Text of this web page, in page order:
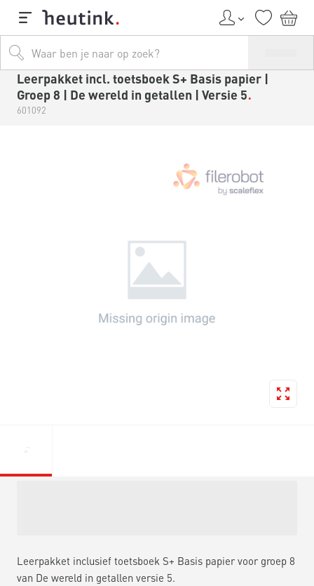
Leerpakket incl. toetsboek S+ Basis papier |
Groep 8 | De wereld in getallen | Versie 5
601092
Leerpakket inclusief toetsboek S+ Basis papier voor groep 8
van De wereld in getallen versie 5.